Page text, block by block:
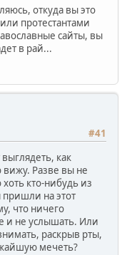
откуда вы это
протестантами
сайты, вы
в рай...
#41
как
вижу. Разве вы не
кто-нибудь из
пришли на этот
что ничего
и не услышать. Или
раскрыв рты,
мечеть?